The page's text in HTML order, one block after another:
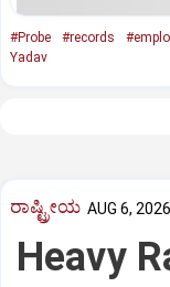
#Probe #records
Yadav
ರಾಷ್ಟ್ರೀಯ AUG 6,
Heavy